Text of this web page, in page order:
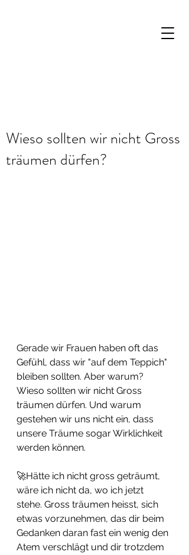
Wieso sollten wir nicht Gross
träumen dürfen?
Gerade wir Frauen haben oft das
Gefühl, dass wir "auf dem Teppich"
bleiben sollten. Aber warum?
Wieso sollten wir nicht Gross
träumen dürfen. Und warum
gestehen wir uns nicht ein, dass
unsere Träume sogar Wirklichkeit
werden können.
🚀Hätte ich nicht gross geträumt,
wäre ich nicht da, wo ich jetzt
stehe. Gross träumen heisst, sich
etwas vorzunehmen, das dir beim
Gedanken daran fast ein wenig den
Atem verschlägt und dir trotzdem